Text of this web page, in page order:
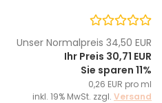
Unser Normalpreis 34,50 EUR
Ihr Preis 30,71 EUR
Sie sparen 11%
0,26 EUR pro ml
inkl. 19% MwSt. zzgl. Versand